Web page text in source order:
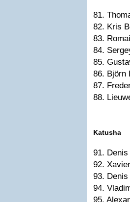
81.
82. Kris
83.
84.
85.
86. Björn
87.
88.
Katusha
91.
92.
93.
94.
95.